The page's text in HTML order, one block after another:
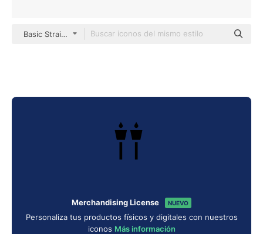
Basic Straight Filled
Merchandising License NUEVO
Personaliza tus productos físicos y digitales con nuestros
iconos Más información